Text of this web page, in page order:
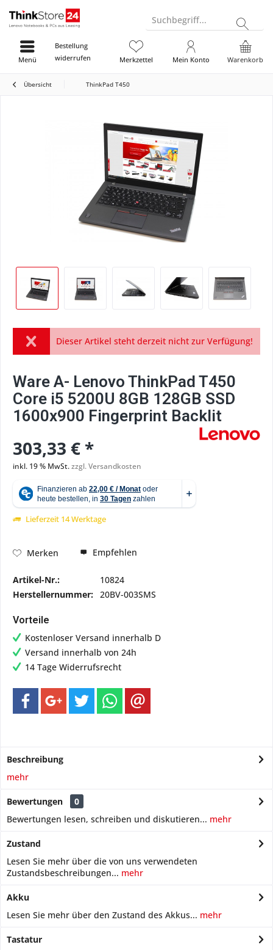
Suchbegriff...
Bestellung
widerrufen
Warenkorb
Merkzettel Mein Konto
Menü
Übersicht ThinkPad T450
Dieser Artikel steht derzeit nicht zur Verfügung!
Ware A- Lenovo ThinkPad T450
Core i5 5200U 8GB 128GB SSD
1600x900 Fingerprint Backlit
303,33 € *
inkl. 19 % MwSt.zzgl. Versandkosten
Lieferzeit 14 Werktage
Merken Empfehlen
Artikel-Nr.:
10824
Herstellernummer: 20BV-003SMS
Vorteile
Kostenloser Versand innerhalb D
Versand innerhalb von 24h
14 Tage Widerrufsrecht
Beschreibung
mehr
Bewertungen
0
Bewertungen lesen, schreiben und diskutieren... mehr
Zustand
Lesen Sie mehr über die von uns verwendeten
Zustandsbeschreibungen... mehr
Akku
Lesen Sie mehr über den Zustand des Akkus... mehr
Tastatur